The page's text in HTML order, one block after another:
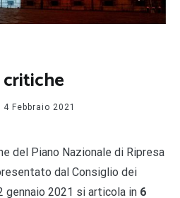
critiche
4 Febbraio 2021
del Piano Nazionale di Ripresa
dal Consiglio dei
gennaio 2021 si articola in 6